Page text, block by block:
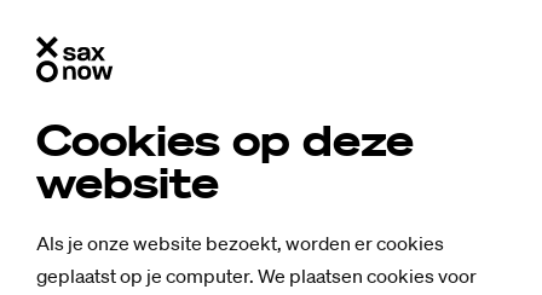
Cookies op deze
website
Als je onze website bezoekt, worden er cookies
geplaatst op je computer. We plaatsen cookies voor